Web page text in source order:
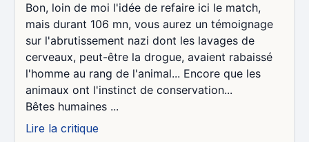
Bon, loin de moi l'idée de refaire ici le match,
mais durant 106 mn, vous aurez un témoignage
sur l'abrutissement nazi dont les lavages de
cerveaux, peut-être la drogue, avaient rabaissé
l'homme au rang de l'animal... Encore que les
animaux ont l'instinct de conservation...
Bêtes humaines ...
Lire la critique